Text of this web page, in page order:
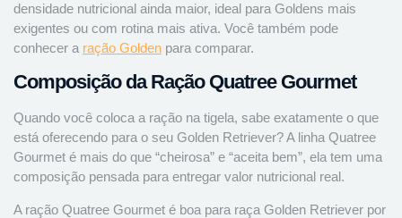
densidade nutricional ainda maior, ideal para Goldens mais
exigentes ou com rotina mais ativa. Você também pode
conhecer a ração Golden para comparar.
Composição da Ração Quatree Gourmet
Quando você coloca a ração na tigela, sabe exatamente o que
está oferecendo para o seu Golden Retriever? A linha Quatree
Gourmet é mais do que “cheirosa” e “aceita bem”, ela tem uma
composição pensada para entregar valor nutricional real.
A ração Quatree Gourmet é boa para raça Golden Retriever por